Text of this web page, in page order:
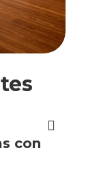
con